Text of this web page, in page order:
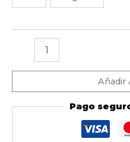
Añadir
Pago